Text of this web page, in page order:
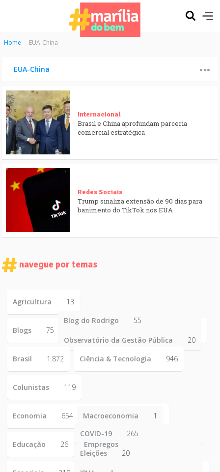
Home EUA-China
EUA-China
Internacional
Brasil e China aprofundam parceria
comercial estratégica
Redes Sociais
Trump sinaliza extensão de 90 dias para
banimento do TikTok nos EUA
navegue por temas
Agricultura 13
Blogs 75
Blog do Rodrigo 55
Observatório da Gestão Pública
20
Brasil
1.872 Ciência & Tecnologia 946
Colunistas 119
Economia 654 Macroeconomia 1
Educação 26 Empregos
COVID-19 265
Eleições 20